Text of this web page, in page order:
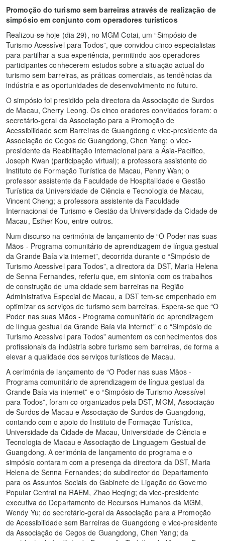
Promoção do turismo sem barreiras através de realização de
simpósio em conjunto com operadores turísticos
Realizou-se hoje (dia 29), no MGM Cotai, um “Simpósio de
Turismo Acessível para Todos”, que convidou cinco especialistas
para partilhar a sua experiência, permitindo aos operadores
participantes conhecerem estudos sobre a situação actual do
turismo sem barreiras, as práticas comerciais, as tendências da
indústria e as oportunidades de desenvolvimento no futuro.
O simpósio foi presidido pela directora da Associação de Surdos
de Macau, Cherry Leong. Os cinco oradores convidados foram: o
secretário-geral da Associação para a Promoção de
Acessibilidade sem Barreiras de Guangdong e vice-presidente da
Associação de Cegos de Guangdong, Chen Yang; o vice-
presidente da Reabilitação Internacional para a Ásia-Pacífico,
Joseph Kwan (participação virtual); a professora assistente do
Instituto de Formação Turística de Macau, Penny Wan; o
professor assistente da Faculdade de Hospitalidade e Gestão
Turística da Universidade de Ciência e Tecnologia de Macau,
Vincent Cheng; a professora assistente da Faculdade
Internacional de Turismo e Gestão da Universidade da Cidade de
Macau, Esther Kou, entre outros.
Num discurso na cerimónia de lançamento de “O Poder nas suas
Mãos - Programa comunitário de aprendizagem de língua gestual
da Grande Baía via internet”, decorrida durante o “Simpósio de
Turismo Acessível para Todos”, a directora da DST, Maria Helena
de Senna Fernandes, referiu que, em sintonia com os trabalhos
de construção de uma cidade sem barreiras na Região
Administrativa Especial de Macau, a DST tem-se empenhado em
optimizar os serviços de turismo sem barreiras. Espera-se que “O
Poder nas suas Mãos - Programa comunitário de aprendizagem
de língua gestual da Grande Baía via internet” e o “Simpósio de
Turismo Acessível para Todos” aumentem os conhecimentos dos
profissionais da indústria sobre turismo sem barreiras, de forma a
elevar a qualidade dos serviços turísticos de Macau.
A cerimónia de lançamento de “O Poder nas suas Mãos -
Programa comunitário de aprendizagem de língua gestual da
Grande Baía via internet” e o “Simpósio de Turismo Acessível
para Todos”, foram co-organizados pela DST, MGM, Associação
de Surdos de Macau e Associação de Surdos de Guangdong,
contando com o apoio do Instituto de Formação Turística,
Universidade da Cidade de Macau, Universidade de Ciência e
Tecnologia de Macau e Associação de Linguagem Gestual de
Guangdong. A cerimónia de lançamento do programa e o
simpósio contaram com a presença da directora da DST, Maria
Helena de Senna Fernandes; do subdirector do Departamento
para os Assuntos Sociais do Gabinete de Ligação do Governo
Popular Central na RAEM, Zhao Heqing; da vice-presidente
executiva do Departamento de Recursos Humanos da MGM,
Wendy Yu; do secretário-geral da Associação para a Promoção
de Acessibilidade sem Barreiras de Guangdong e vice-presidente
da Associação de Cegos de Guangdong, Chen Yang; da